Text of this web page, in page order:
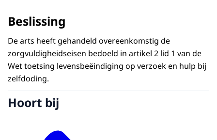
Beslissing
De arts heeft gehandeld overeenkomstig de
zorgvuldigheidseisen bedoeld in artikel 2 lid 1 van de
Wet toetsing levensbeëindiging op verzoek en hulp bij
zelfdoding.
Hoort bij